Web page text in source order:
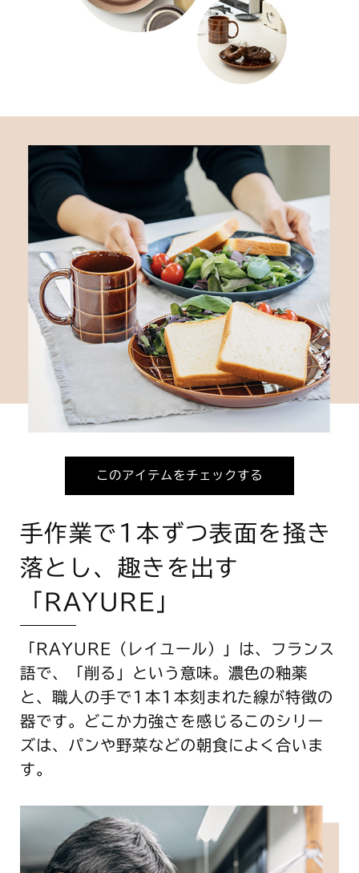
このアイテムをチェックする
手作業で1本ずつ表面を掻き
落とし、 趣きを出す
「RAYURE」
「RAYURE（レイユール）」は、フランス
語で、「削る」という意味。濃色の釉薬
と、職人の手で1本1本刻まれた線が特徴の
器です。どこか力強さを感じるこのシリー
ズは、パンや野菜などの朝食によく合いま
す。